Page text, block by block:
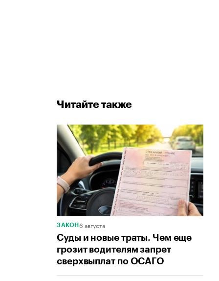
Читайте также
ЗАКОН 6 августа
Суды и новые траты. Чем еще
грозит водителям запрет
сверхвыплат по ОСАГО